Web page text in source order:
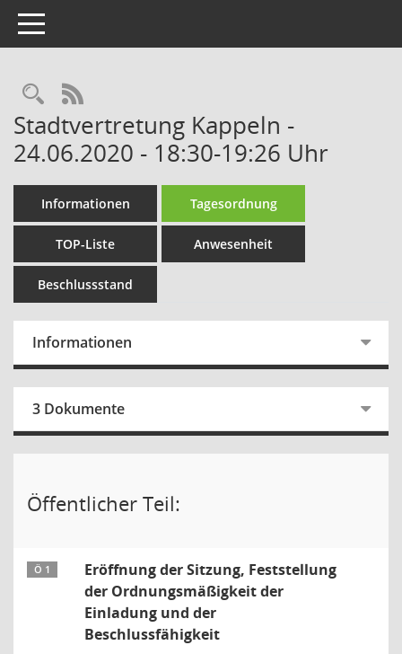
Toggle navigation
Rechercheauswahl
RSS-Feed
Stadtvertretung Kappeln -
24.06.2020 - 18:30-19:26 Uhr
Informationen Tagesordnung
TOP-Liste Anwesenheit
Beschlussstand
Informationen
3 Dokumente
Öffentlicher Teil:
Ö 1
Eröffnung der Sitzung, Feststellung
der Ordnungsmäßigkeit der
Einladung und der
Beschlussfähigkeit